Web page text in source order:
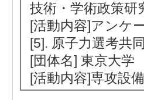
技術・学術政策研
[活動内容]アンケ
[5]. 原子力選考共
[団体名] 東京大学
[活動内容]専攻設